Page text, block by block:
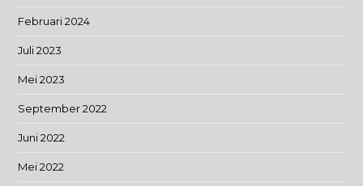
Februari 2024
Juli 2023
Mei 2023
September 2022
Juni 2022
Mei 2022